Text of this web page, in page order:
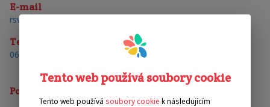
E-mail
rsvwaldhausen@gmx.at
Telefon
0664/1215138
Postižení
Tento web používá soubory cookie
Tento web používá soubory cookie k následujícím